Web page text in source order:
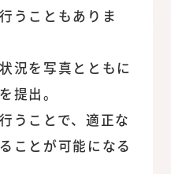
うこともありま
況を写真とともに
提出。
うことで、適正な
ことが可能になる